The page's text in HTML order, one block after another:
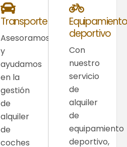
Transporte
Asesoramos
y
ayudamos
en la
gestión
de
alquiler
de
coches
Equipamiento
deportivo
Con
nuestro
servicio
de
alquiler
de
equipamiento
deportivo,